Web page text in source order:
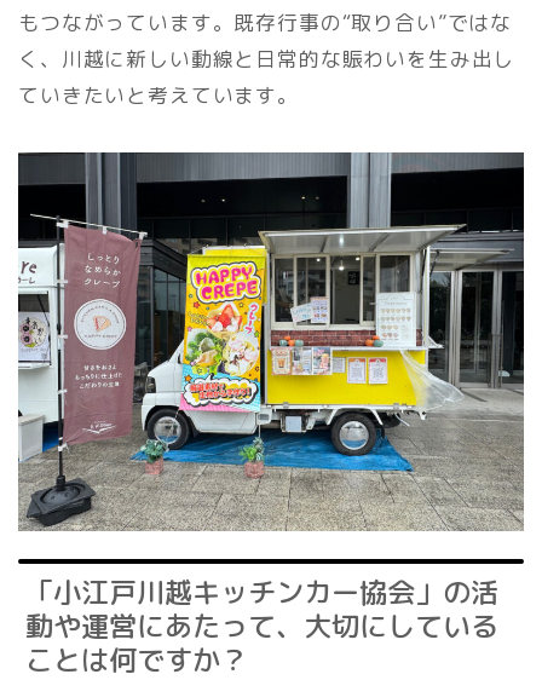
もつながっています。既存行事の“取り合い”ではな
く、川越に新しい動線と日常的な賑わいを生み出し
ていきたいと考えています。
「小江戸川越キッチンカー協会」の活
動や運営にあたって、大切にしている
ことは何ですか？